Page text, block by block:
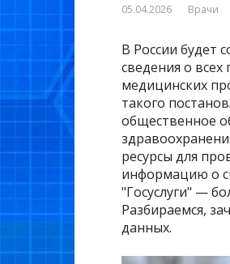
05.04.2026 Врачи
В России будет
сведения о
медицинских
такого
общественное
ресурсы для
информацию о
"Госуслуги" —
Разбираемся,
данных.